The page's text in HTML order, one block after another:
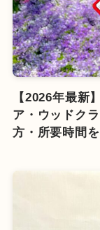
【2026年最新
ア・ウッドク
方・所要時間